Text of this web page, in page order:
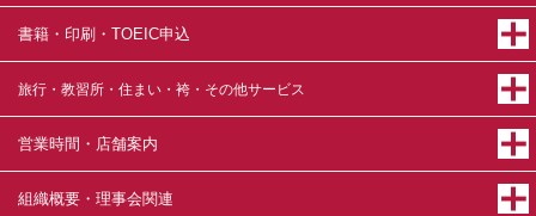
書籍・印刷・TOEIC申込
旅行・教習所・住まい・袴・その他サービス
営業時間・店舗案内
組織概要・理事会関連